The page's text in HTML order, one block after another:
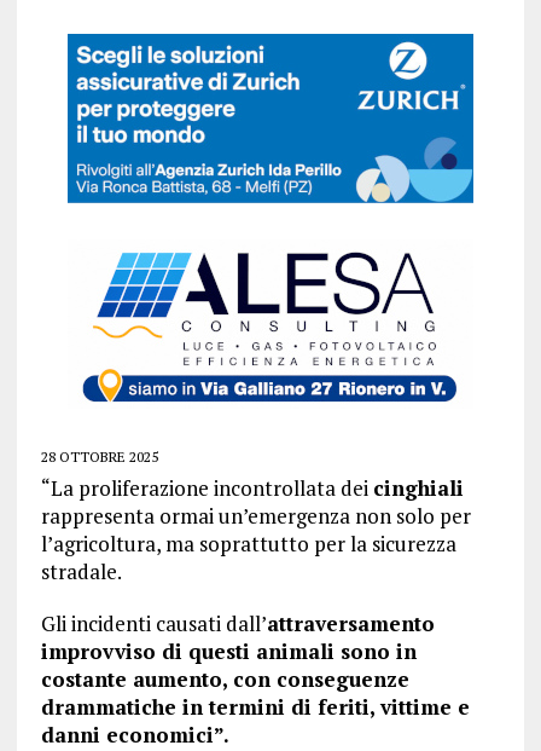
28 OTTOBRE 2025
“La proliferazione incontrollata dei cinghiali
rappresenta ormai un’emergenza non solo per
l’agricoltura, ma soprattutto per la sicurezza
stradale.
Gli incidenti causati dall’attraversamento
improvviso di questi animali sono in
costante aumento, con conseguenze
drammatiche in termini di feriti, vittime e
danni economici”.